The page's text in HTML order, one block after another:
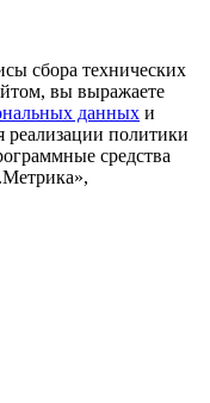
сбора технических
вы выражаете
данных и
политики
средства